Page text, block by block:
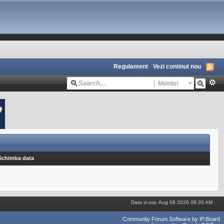
Regulament Vezi continut nou
Membri
data
Data si ora: Aug 06 2026 08:35 AM
Community Forum Software by IP.Board